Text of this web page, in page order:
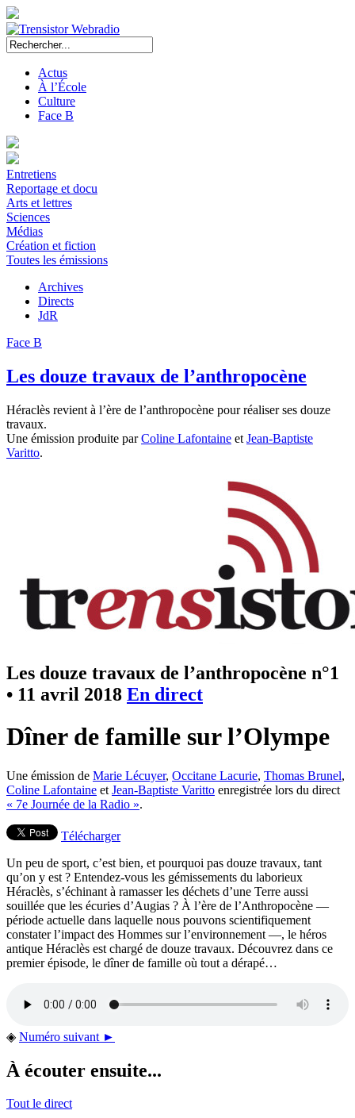
Actus
À l’École
Culture
Face B
Entretiens
Reportage et docu
Arts et lettres
Sciences
Médias
Création et fiction
Toutes les émissions
Archives
Directs
JdR
Face B
Les douze travaux de l’anthropocène
Héraclès revient à l’ère de l’anthropocène pour réaliser ses douze
travaux.
Une émission produite parColine Lafontaine et Jean-Baptiste
Varitto.
Les douze travaux de l’anthropocène n°1
• 11 avril 2018 En direct
Dîner de famille sur l’Olympe
Une émission de Marie Lécuyer, Occitane Lacurie, Thomas Brunel,
Coline Lafontaine et Jean-Baptiste Varitto enregistrée lors du direct
« 7e Journée de la Radio ».
Télécharger
Un peu de sport, c’est bien, et pourquoi pas douze travaux, tant
qu’on y est ? Entendez-vous les gémissements du laborieux
Héraclès, s’échinant à ramasser les déchets d’une Terre aussi
souillée que les écuries d’Augias ? À l’ère de l’Anthropocène —
période actuelle dans laquelle nous pouvons scientifiquement
constater l’impact des Hommes sur l’environnement —, le héros
antique Héraclès est chargé de douze travaux. Découvrez dans ce
premier épisode, le dîner de famille où tout a dérapé…
◈ Numéro suivant ►
À écouter ensuite...
Tout le direct